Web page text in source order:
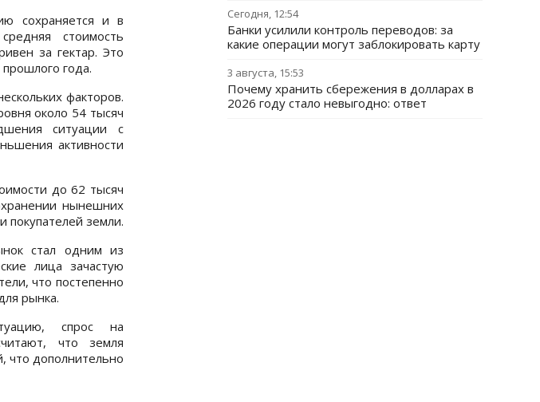
сохраняется и в
стоимость
за гектар. Это
года.
факторов.
около 54 тысяч
ситуации с
активности
до 62 тысяч
нынешних
покупателей земли.
стал одним из
лица зачастую
что постепенно
рынка.
спрос на
что земля
что дополнительно
Сегодня, 12:54
Банки усилили контроль переводов: за
какие операции могут заблокировать карту
3 августа, 15:53
Почему хранить сбережения в долларах в
2026 году стало невыгодно: ответ